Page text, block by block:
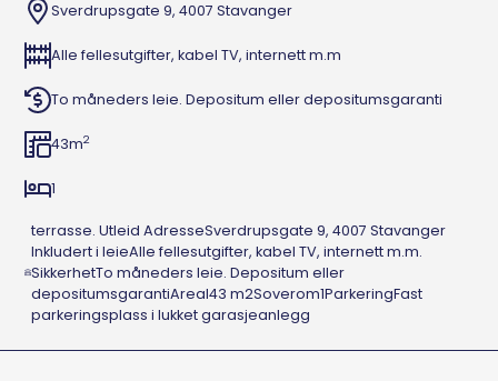
Sverdrupsgate 9, 4007 Stavanger
Alle fellesutgifter, kabel TV, internett m.m
To måneders leie. Depositum eller depositumsgaranti
43m2
1
terrasse. Utleid AdresseSverdrupsgate 9, 4007 Stavanger
Inkludert i leieAlle fellesutgifter, kabel TV, internett m.m.
SikkerhetTo måneders leie. Depositum eller
depositumsgarantiAreal43 m2Soverom1ParkeringFast
parkeringsplass i lukket garasjeanlegg